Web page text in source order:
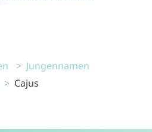
Jungennamen
Cajus